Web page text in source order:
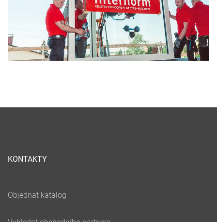
KONTAKTY